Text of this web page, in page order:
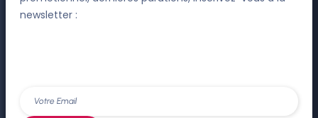
newsletter :